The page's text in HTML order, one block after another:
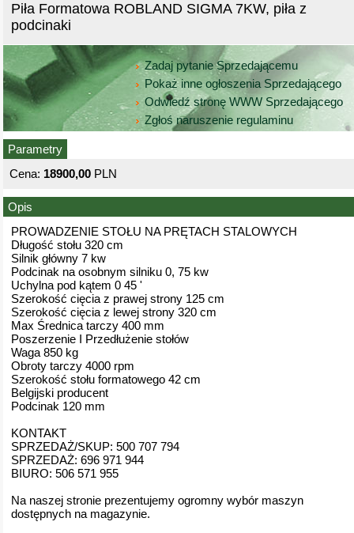
Piła Formatowa ROBLAND SIGMA 7KW, piła z
podcinaki
Zadaj pytanie Sprzedającemu
Pokaż inne ogłoszenia Sprzedającego
Odwiedź stronę WWW Sprzedającego
Zgłoś naruszenie regulaminu
Parametry
Cena: 18900,00 PLN
Opis
PROWADZENIE STOŁU NA PRĘTACH STALOWYCH
Długość stołu 320 cm
Silnik główny 7 kw
Podcinak na osobnym silniku 0, 75 kw
Uchylna pod kątem 0 45 '
Szerokość cięcia z prawej strony 125 cm
Szerokość cięcia z lewej strony 320 cm
Max Średnica tarczy 400 mm
Poszerzenie I Przedłużenie stołów
Waga 850 kg
Obroty tarczy 4000 rpm
Szerokość stołu formatowego 42 cm
Belgijski producent
Podcinak 120 mm
KONTAKT
SPRZEDAŻ/SKUP: 500 707 794
SPRZEDAŻ: 696 971 944
BIURO: 506 571 955
Na naszej stronie prezentujemy ogromny wybór maszyn
dostępnych na magazynie.